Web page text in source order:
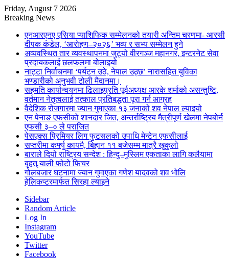
Friday, August 7 2026
Breaking News
एनआरएनए एसिया प्याशिफिक सम्मेलनको तयारी अन्तिम चरणमा- आरसी
दीपक कंडेल, ‘आरोहण–२०२६’ भव्य र सभ्य सम्मेलन हुने
अव्यवस्थित तार व्यवस्थापनमा जुट्यो वीरगञ्ज महानगर, इन्टरनेट सेवा
प्रदायकलाई छलफलमा बोलाइयो
नाट्टा निर्वाचनमा ‘पर्यटन उठे, नेपाल उठ्छ’ नारासहित युविका
भण्डारीको अनुभवी टोली मैदानमा।
सहमति कार्यान्वयनमा ढिलाइप्रति पूर्वअध्यक्ष आरके शर्माको असन्तुष्टि,
वर्तमान नेतृत्वलाई तत्काल प्रतिबद्धता पूरा गर्न आग्रह
वैदेशिक रोजगारमा ज्यान गुमाएका १३ जनाको शव नेपाल ल्याइयो
एन पेनाङ एफसीको शानदार जित, अन्तर्राष्ट्रिय मैत्रीपूर्ण खेलमा नेपबोर्न
एफसी ३–० ले पराजित
पेसएक्स प्रिमियर लिग फुटसलको उपाधि मेन्टेन एफसीलाई
सप्तरीमा कर्फ्यु कायमै, बिहान ११ बजेसम्म मात्रै खुकुलो
बाराले दियो राष्ट्रिय सन्देश : हिन्दु–मुस्लिम एकताका लागि कलैयामा
बृहत् र्‍याली फोटो फिचर
गोलबजार घटनामा ज्यान गुमाएका गणेश यादवको शव भोलि
हेलिकप्टरमार्फत सिरहा ल्याइने
Sidebar
Random Article
Log In
Instagram
YouTube
Twitter
Facebook